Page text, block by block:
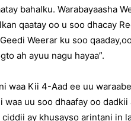
bahalku. Warabayaasha
qaatay oo u soo dhacay
Weerar ku soo
ah ayuu nagu hayaa”.
waa Kii 4-Aad ee uu
uu soo dhaafay oo
ay khusayso arintani in